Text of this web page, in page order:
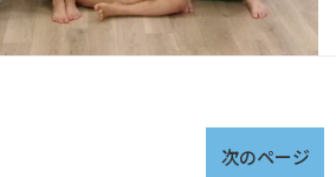
次のページ